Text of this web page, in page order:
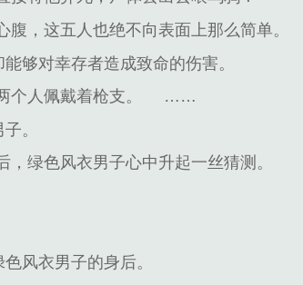
腹，这五人也绝不向表面上那么简单。
够对幸存者造成致命的伤害。
个人佩戴着枪支。
……
。
，绿色风衣男子心中升起一丝猜测。
风衣男子的身后。